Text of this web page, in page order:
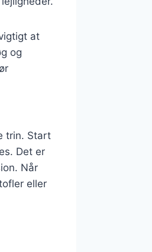
at
og
trin. Start
Det er
Når
eller